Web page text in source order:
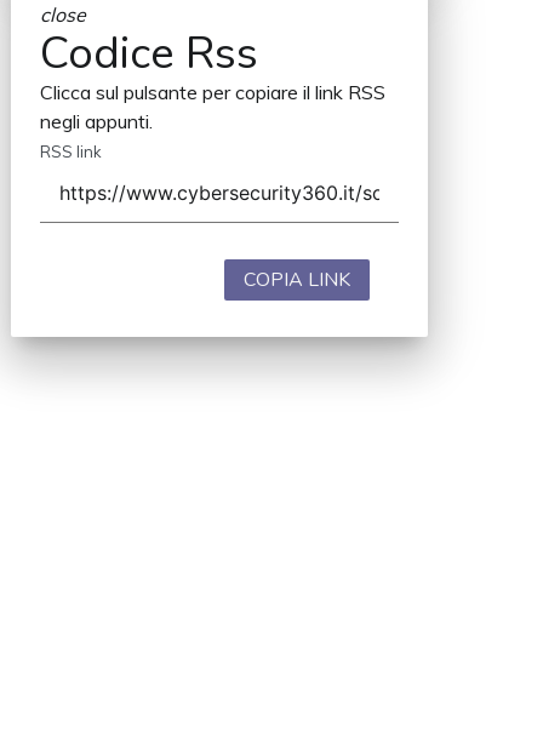
close
Codice Rss
Clicca sul pulsante per copiare il link RSS
negli appunti.
RSS link
COPIA LINK